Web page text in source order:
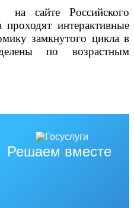
сайте Российского
проходят интерактивные
замкнутого цикла в
по возрастным
Решаем вместе